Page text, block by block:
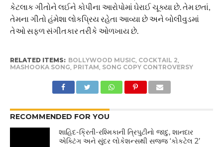
કેટલાક ગીતોને લઈને કોપીના આરોપોમાં ઘેરાઈ ચૂક્યા છે. તેમ છતાં,
તેમના ગીતો હંમેશા લોકપ્રિય રહેતા આવ્યા છે અને બોલીવુડમાં
તેઓ સફળ સંગીતકાર તરીકે ઓળખાય છે.
RELATED ITEMS: BOLLYWOOD MUSIC, COCKTAIL 2,
MASHOOKA SONG, PRITAM, SONG COPY CONTROVERSY
RECOMMENDED FOR YOU
શાહિદ-ક્રિતી-રશ્મિકાની ત્રિપુટીનો જાદુ, શાનદાર
એક્ટિંગ અને સુંદર લોકેશન્સથી સજ્જ ‘કોકટેલ 2’